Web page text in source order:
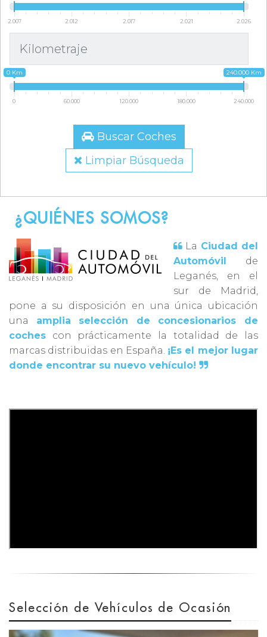
2.007 2.012 2.017 2.021 2.026
Kilometraje
0 Km 240.000 Km
0 60.000 120.000 180.000 240.000
Buscar Coches
Limpiar Búsqueda
¿QUIÉNES SOMOS?
La Ciudad del
Automóvil de
Leganés, en el
sur de Madrid,
pone a su disposición en una única ubicación
una amplia selección de concesionarios de
coches con prácticamente la totalidad de las
marcas distribuidas en España. ¡Es el mejor lugar
donde encontrar su nuevo vehículo!
Selección de Vehículos de Ocasión